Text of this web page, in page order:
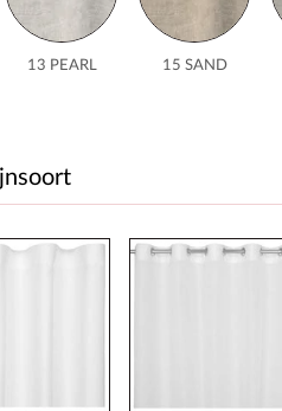
13 PEARL 15 SAND